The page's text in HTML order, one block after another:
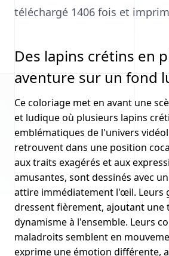
téléchargé 1406 fois et
Des lapins crétins en
aventure sur un fond
Ce coloriage met en avant une
et ludique où plusieurs lapins
emblématiques de l'univers
retrouvent dans une position
aux traits exagérés et aux
amusantes, sont dessinés avec
attire immédiatement l'œil. Leurs
dressent fièrement, ajoutant une
dynamisme à l'ensemble. Leurs
maladroits semblent en
exprime une émotion différente,